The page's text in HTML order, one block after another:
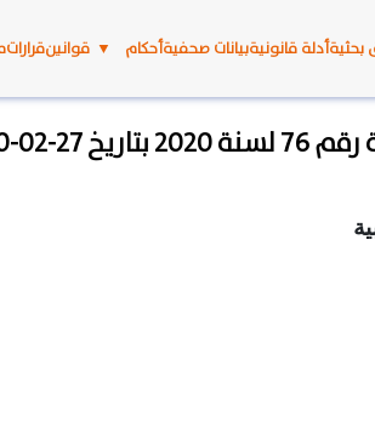
بحثيةأدلة قانونيةبيانات صحفيةأحكام ▼ قوانينقرارات
27-02-2020